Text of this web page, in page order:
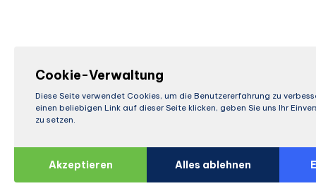
Cookie-Verwaltung
Diese Seite verwendet Cookies, um die Benutzererfahrung zu
einen beliebigen Link auf dieser Seite klicken, geben Sie uns Ihr
zu setzen.
Akzeptieren Alles ablehnen